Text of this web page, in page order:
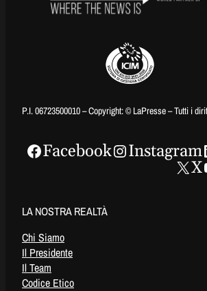
P.I. 06723500010 – Copyright: © LaPresse – Tutti i
Facebook Instagram
X
LA NOSTRA REALTÀ
Chi Siamo
Il Presidente
Il Team
Codice Etico